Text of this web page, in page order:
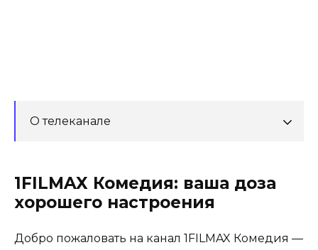
О телеканале
1FILMAX Комедия: ваша доза
хорошего настроения
Добро пожаловать на канал 1FILMAX Комедия —